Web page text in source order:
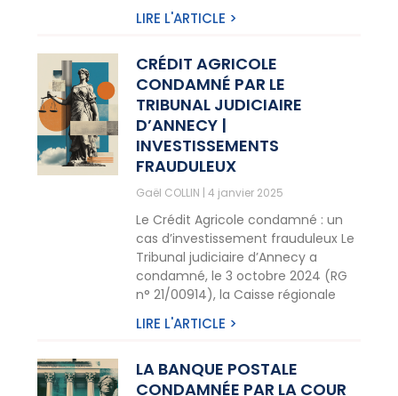
LIRE L'ARTICLE >
CRÉDIT AGRICOLE
CONDAMNÉ PAR LE
TRIBUNAL JUDICIAIRE
D’ANNECY |
INVESTISSEMENTS
FRAUDULEUX
Gaël COLLIN 4 janvier 2025
Le Crédit Agricole condamné : un
cas d’investissement frauduleux Le
Tribunal judiciaire d’Annecy a
condamné, le 3 octobre 2024 (RG
n° 21/00914), la Caisse régionale
LIRE L'ARTICLE >
LA BANQUE POSTALE
CONDAMNÉE PAR LA COUR